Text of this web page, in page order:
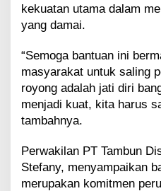
kekuatan utama dalam
yang damai.
“Semoga bantuan ini
masyarakat untuk saling
royong adalah jati diri
menjadi kuat, kita harus
tambahnya.
Perwakilan PT Tambun
Stefany, menyampaikan
merupakan komitmen